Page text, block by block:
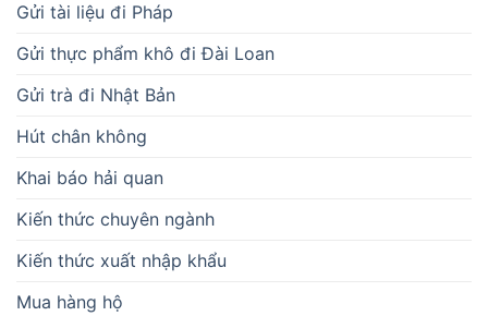
Gửi tài liệu đi Pháp
Gửi thực phẩm khô đi Đài Loan
Gửi trà đi Nhật Bản
Hút chân không
Khai báo hải quan
Kiến thức chuyên ngành
Kiến thức xuất nhập khẩu
Mua hàng hộ